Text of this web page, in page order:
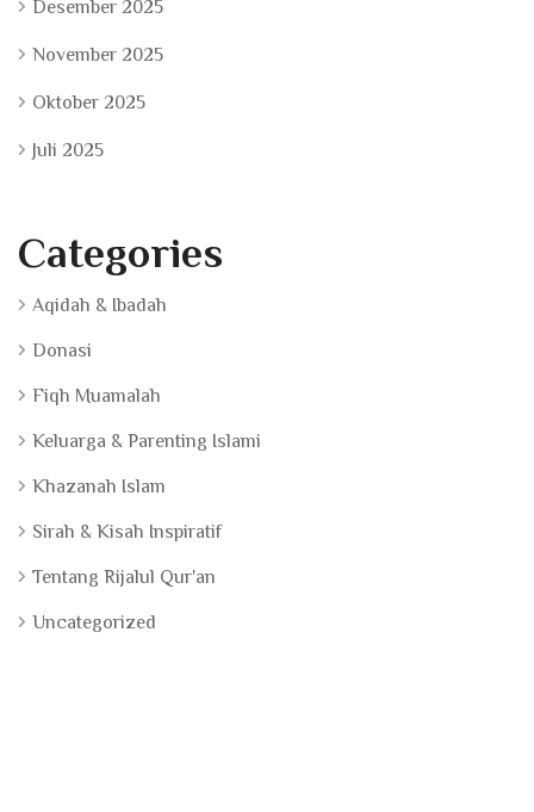
Desember 2025
November 2025
Oktober 2025
Juli 2025
Categories
Aqidah & Ibadah
Donasi
Fiqh Muamalah
Keluarga & Parenting Islami
Khazanah Islam
Sirah & Kisah Inspiratif
Tentang Rijalul Qur'an
Uncategorized